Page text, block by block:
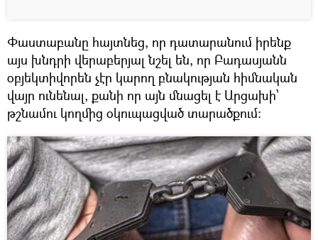
Փաստաբանը հայտնեց, որ դատարանում իրենք
այս խնդրի վերաբերյալ նշել են, որ Բադասյանն
օբյեկտիվորեն չէր կարող բնակության հիմնական
վայր ունենալ, քանի որ այն մնացել է Արցախի՝
թշնամու կողմից օկուպացված տարածքում: